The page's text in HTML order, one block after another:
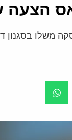
הצעה
משלו בסגנון